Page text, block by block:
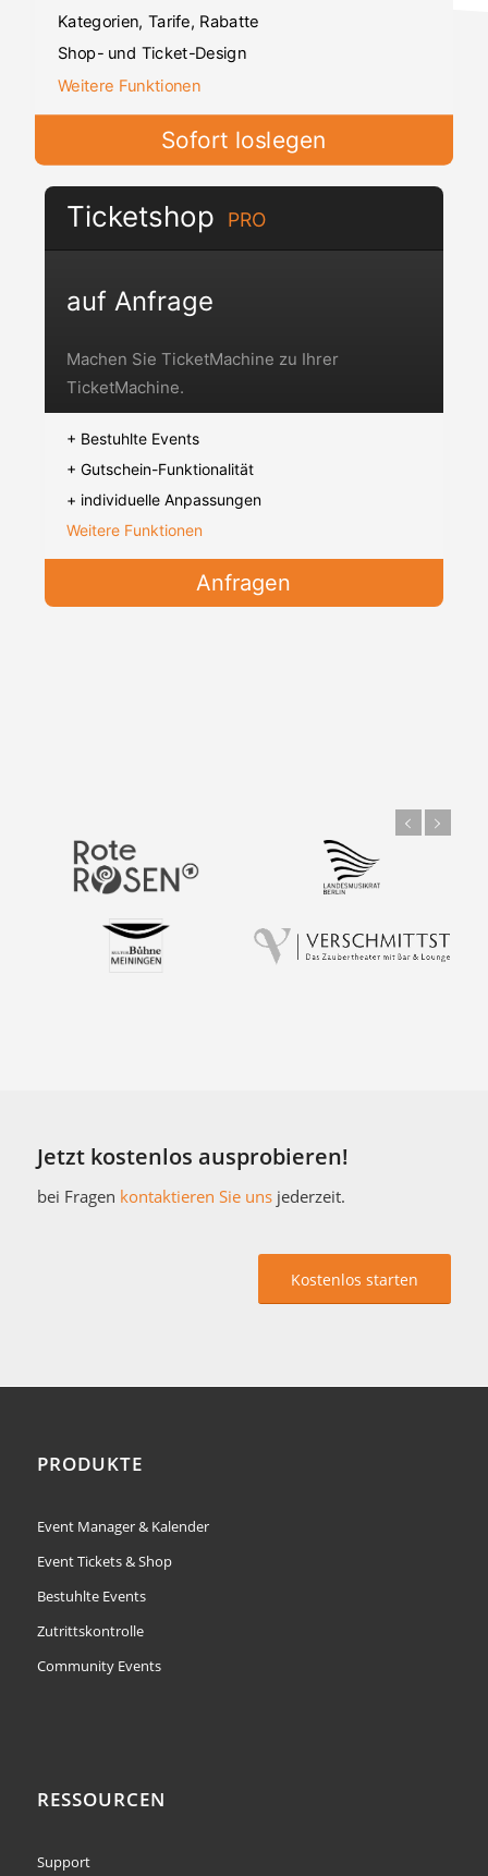
Kategorien, Tarife, Rabatte
Shop- und Ticket-Design
Weitere Funktionen
Sofort loslegen
Ticketshop PRO
auf Anfrage
Machen Sie TicketMachine zu Ihrer
TicketMachine.
+ Bestuhlte Events
+ Gutschein-Funktionalität
+ individuelle Anpassungen
Weitere Funktionen
Anfragen
Jetzt kostenlos ausprobieren!
bei Fragen kontaktieren Sie unsjederzeit.
Kostenlos starten
PRODUKTE
Event Manager & Kalender
Event Tickets & Shop
Bestuhlte Events
Zutrittskontrolle
Community Events
RESSOURCEN
Support